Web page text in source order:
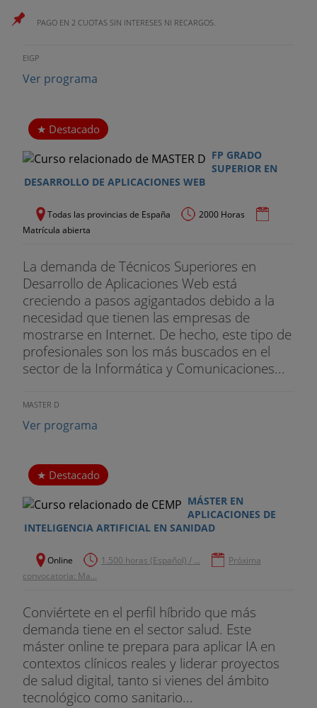
PAGO EN 2 CUOTAS SIN INTERESES NI RECARGOS.
EIGP
Ver programa
Destacado
FP GRADO
SUPERIOR EN
DESARROLLO DE APLICACIONES WEB
Todas las provincias de España
2000 Horas
Matrícula abierta
La demanda de Técnicos Superiores en
Desarrollo de Aplicaciones Web está
creciendo a pasos agigantados debido a la
necesidad que tienen las empresas de
mostrarse en Internet. De hecho, este tipo de
profesionales son los más buscados en el
sector de la Informática y Comunicaciones...
MASTER D
Ver programa
Destacado
MÁSTER EN
APLICACIONES DE
INTELIGENCIA ARTIFICIAL EN SANIDAD
Online 1.500 horas (Español) / ...
Próxima
convocatoria: Ma...
Conviértete en el perfil híbrido que más
demanda tiene en el sector salud. Este
máster online te prepara para aplicar IA en
contextos clínicos reales y liderar proyectos
de salud digital, tanto si vienes del ámbito
tecnológico como sanitario...